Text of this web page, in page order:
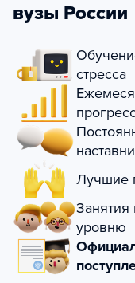
вузы России
стресса
Лучшие
Занятия
уровню